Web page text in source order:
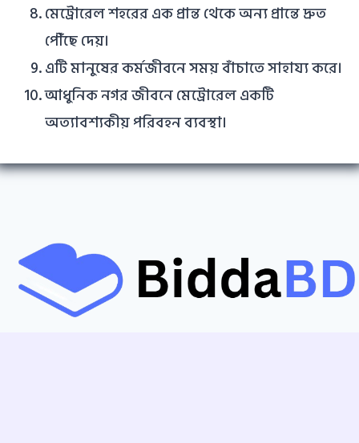
মেট্রোরেল শহরের এক প্রান্ত থেকে অন্য প্রান্তে দ্রুত
পৌঁছে দেয়।
এটি মানুষের কর্মজীবনে সময় বাঁচাতে সাহায্য করে।
আধুনিক নগর জীবনে মেট্রোরেল একটি
অত্যাবশ্যকীয় পরিবহন ব্যবস্থা।